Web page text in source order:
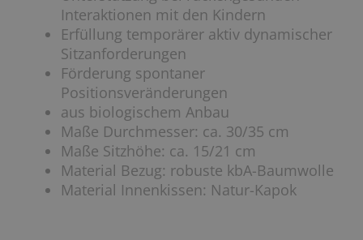
Interaktionen mit den Kindern
Erfüllung temporärer aktiv dynamischer
Sitzanforderungen
Förderung spontaner
Positionsveränderungen
aus biologischem Anbau
Maße Durchmesser: ca. 30/35 cm
Maße Sitzhöhe: ca. 15/21 cm
Material Bezug: robuste kbA-Baumwolle
Material Innenkissen: Natur-Kapok